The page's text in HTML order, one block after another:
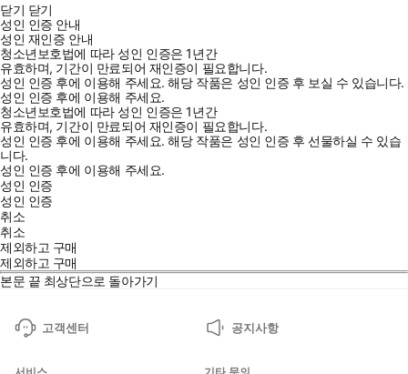
닫기 닫기
성인 인증 안내
성인 재인증 안내
청소년보호법에 따라 성인 인증은 1년간
유효하며, 기간이 만료되어 재인증이 필요합니다.
성인 인증 후에 이용해 주세요.해당 작품은 성인 인증 후 보실 수 있습니다.
성인 인증 후에 이용해 주세요.
청소년보호법에 따라 성인 인증은 1년간
유효하며, 기간이 만료되어 재인증이 필요합니다.
성인 인증 후에 이용해 주세요.해당 작품은 성인 인증 후 선물하실 수 있습
니다.
성인 인증 후에 이용해 주세요.
성인 인증
성인 인증
취소
취소
제외하고 구매
제외하고 구매
본문 끝 최상단으로 돌아가기
고객센터 공지사항